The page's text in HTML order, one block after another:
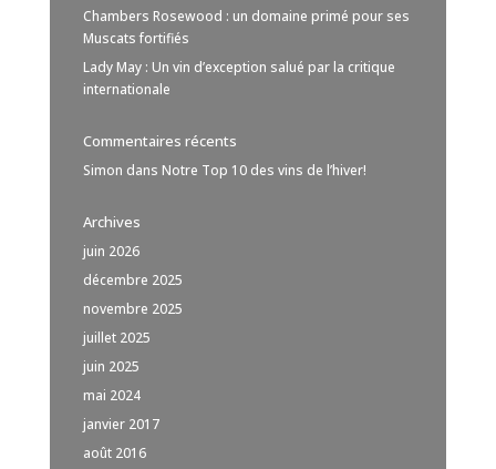
Chambers Rosewood : un domaine primé pour ses
Muscats fortifiés
Lady May : Un vin d’exception salué par la critique
internationale
Commentaires récents
Simon dans Notre Top 10 des vins de l’hiver!
Archives
juin 2026
décembre 2025
novembre 2025
juillet 2025
juin 2025
mai 2024
janvier 2017
août 2016